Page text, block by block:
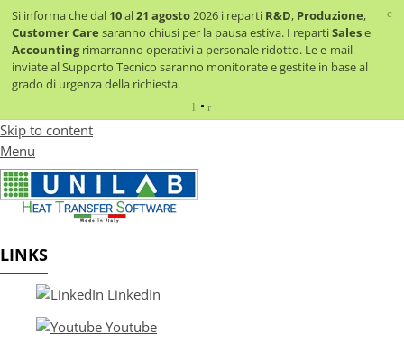
Si informa che dal 10al21 agosto2026 i reparti R&D, Produzione,
Customer Care saranno chiusi per la pausa estiva. I repartiSalese
Accountingrimarranno operativi a personale ridotto. Le e-mail
inviate al Supporto Tecnico saranno monitorate e gestite in base al
grado di urgenza della richiesta.
«
c
Skip to content
Menu
LINKS
LinkedIn
Youtube